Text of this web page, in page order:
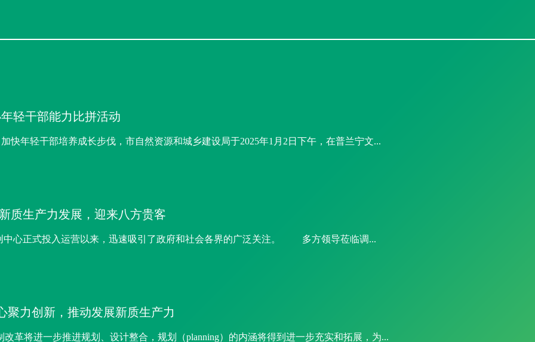
轻干部能力比拼活动
轻干部培养成长步伐，市自然资源和城乡建设局于2025年1月2日下午，在普兰宁文...
质生产力发展，迎来八方贵客
中心正式投入运营以来，迅速吸引了政府和社会各界的广泛关注。 多方领导莅临调...
聚力创新，推动发展新质生产力
进一步推进规划、设计整合，规划（planning）的内涵将得到进一步充实和拓展，为...